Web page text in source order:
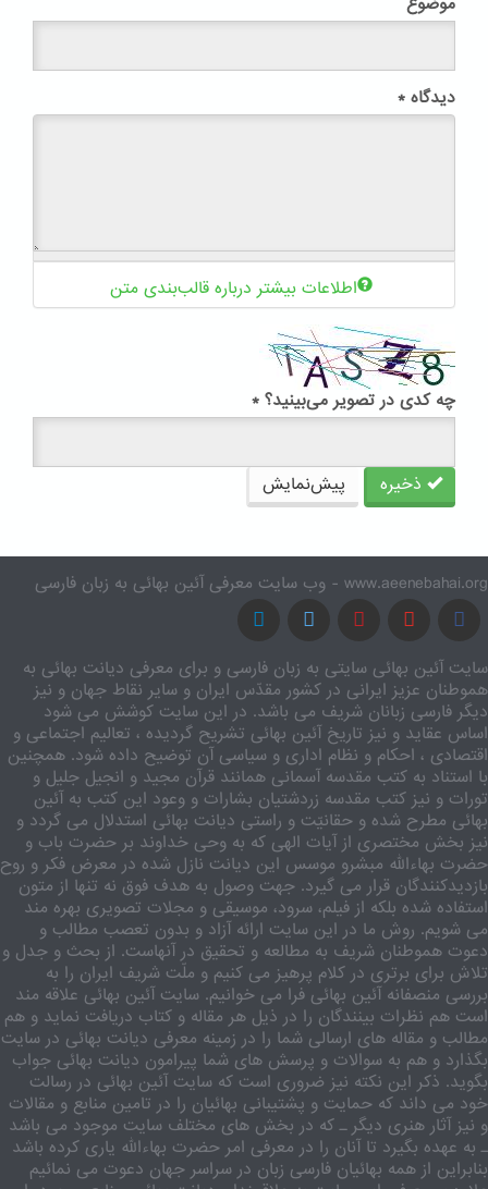
دیدگاه *
اطلاعات بیشتر درباره قالب‌بندی متن
چه کدی در تصویر می‌بینید؟ *
ذخیره پیش‌نمایش
www.aeenebahai.org - وب سایت معرفی آئین بهائی به زبان فارسی
سایت آئین بهائی سایتی به زبان فارسی و برای معرفی دیانت بهائی به
هموطنان عزیز ایرانی در کشور مقدّس ایران و سایر نقاط جهان و نیز
دیگر فارسی زبانان شریف می باشد. در این سایت کوشش می شود
اساس عقاید و نیز تاریخ آئین بهائی تشریح گردیده ، تعالیم اجتماعی و
اقتصادی ، احکام و نظام اداری و سیاسی آن توضیح داده شود. همچنین
با استناد به کتب مقدسه آسمانی همانند قرآن مجید و انجیل جلیل و
تورات و نیز کتب مقدسه زردشتیان بشارات و وعود این کتب به آئین
بهائی مطرح شده و حقانیّت و راستی دیانت بهائی استدلال می گردد و
نیز بخش مختصری از آیات الهی که به وحی خداوند بر حضرت باب و
حضرت بهاءالله مبشرو موسس این دیانت نازل شده در معرض فکر و روح
بازدیدکنندگان قرار می گیرد. جهت وصول به هدف فوق نه تنها از متون
استفاده شده بلکه از فیلم، سرود، موسیقی و مجلات تصویری بهره مند
می شویم. روش ما در این سایت ارائه آزاد و بدون تعصب مطالب و
دعوت هموطنان شریف به مطالعه و تحقیق در آنهاست. از بحث و جدل و
تلاش برای برتری در کلام پرهیز می کنیم و ملّت شریف ایران را به
بررسی منصفانه آئین بهائی فرا می خوانیم. سایت آئین بهائی علاقه مند
است هم نظرات بینندگان را در ذیل هر مقاله و کتاب دریافت نماید و هم
مطالب و مقاله های ارسالی شما را در زمینه معرفی دیانت بهائی در سایت
بگذارد و هم به سوالات و پرسش های شما پیرامون دیانت بهائی جواب
بگوید. ذکر این نکته نیز ضروری است که سایت آئین بهائی در رسالت
خود می داند که حمایت و پشتیبانی بهائیان را در تامین منابع و مقالات
و نیز آثار هنری دیگر ـ که در بخش های مختلف سایت موجود می باشد
ـ به عهده بگیرد تا آنان را در معرفی امر حضرت بهاءالله یاری کرده باشد
بنابراین از همه بهائیان فارسی زبان در سراسر جهان دعوت می نمائیم